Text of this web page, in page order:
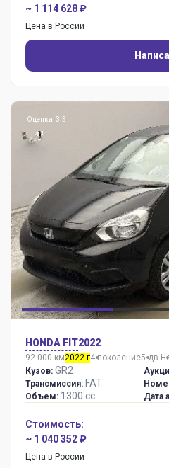
~ 1 114 628 ₽
Цена в России
Оценка: 3.5
HONDA FIT2022
92 000 км2022 г4 поколение5 дв.
Кузов: GR2
Трансмиссия: FAT
Объем: 1300 сс Дата
Стоимость:
~ 1 040 352 ₽
Цена в России